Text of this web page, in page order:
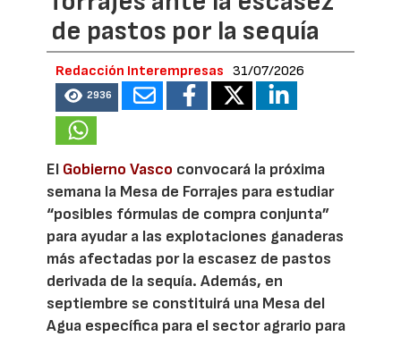
de pastos por la sequía
Redacción Interempresas 31/07/2026
2936
El Gobierno Vasco convocará la próxima
semana la Mesa de Forrajes para estudiar
“posibles fórmulas de compra conjunta”
para ayudar a las explotaciones ganaderas
más afectadas por la escasez de pastos
derivada de la sequía. Además, en
septiembre se constituirá una Mesa del
Agua específica para el sector agrario para